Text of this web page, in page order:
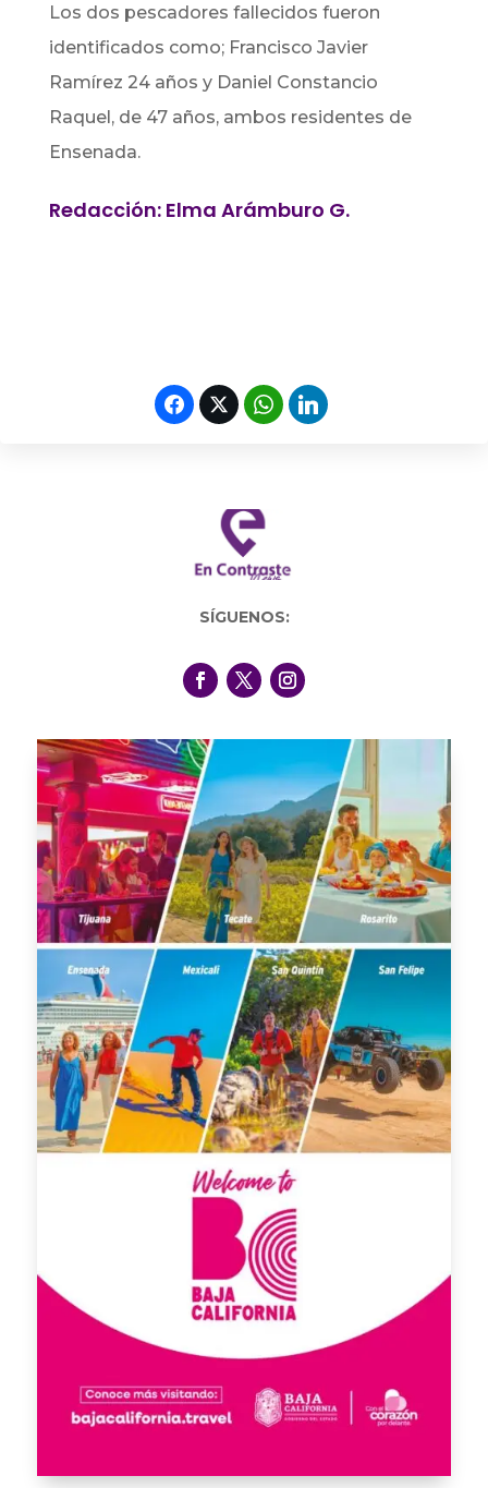
Los dos pescadores fallecidos fueron
identificados como; Francisco Javier
Ramírez 24 años y Daniel Constancio
Raquel, de 47 años, ambos residentes de
Ensenada.
Redacción: Elma Arámburo G.
SÍGUENOS: